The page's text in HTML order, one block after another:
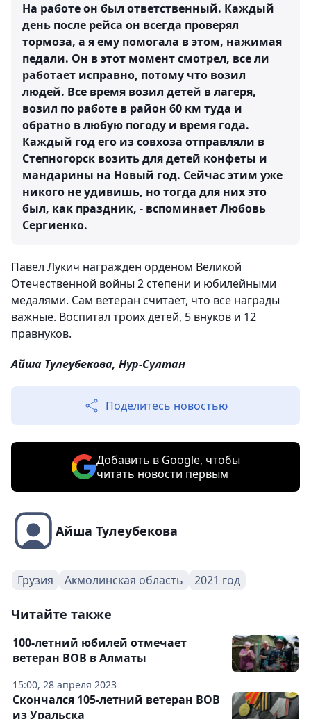
На работе он был ответственный. Каждый
день после рейса он всегда проверял
тормоза, а я ему помогала в этом, нажимая
педали. Он в этот момент смотрел, все ли
работает исправно, потому что возил
людей. Все время возил детей в лагеря,
возил по работе в район 60 км туда и
обратно в любую погоду и время года.
Каждый год его из совхоза отправляли в
Степногорск возить для детей конфеты и
мандарины на Новый год. Сейчас этим уже
никого не удивишь, но тогда для них это
был, как праздник, - вспоминает Любовь
Сергиенко.
Павел Лукич награжден орденом Великой
Отечественной войны 2 степени и юбилейными
медалями. Сам ветеран считает, что все награды
важные. Воспитал троих детей, 5 внуков и 12
правнуков.
Айша Тулеубекова, Нур-Султан
Поделитесь новостью
Добавить в Google, чтобы
читать новости первым
Айша Тулеубекова
Грузия Акмолинская область 2021 год
Читайте также
15:00, 28 апреля 2023
100-летний юбилей отмечает
ветеран ВОВ в Алматы
Скончался 105-летний ветеран ВОВ
из Уральска